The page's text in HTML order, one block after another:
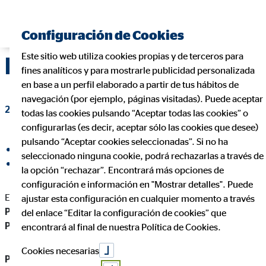
Partner Day febrero
23 de febrero de 2021|OVB Allfinanz España S.A.
compartir en Facebook
compartir en LinkedIn
En el mes de febrero se ha contado con la participación de
Previsión Mallorquina, Zurich, y Santalucía Vida y
Pensiones.
Previsión Mallorquina con Miguel Ángel Blanca, director
Configuración de Cookies
Este sitio web utiliza cookies propias y de terceros para
fines analíticos y para mostrarle publicidad personalizada
en base a un perfil elaborado a partir de tus hábitos de
navegación (por ejemplo, páginas visitadas). Puede aceptar
todas las cookies pulsando “Aceptar todas las cookies” o
configurarlas (es decir, aceptar sólo las cookies que desee)
pulsando “Aceptar cookies seleccionadas”. Si no ha
seleccionado ninguna cookie, podrá rechazarlas a través de
la opción “rechazar”. Encontrará más opciones de
configuración e información en "Mostrar detalles". Puede
ajustar esta configuración en cualquier momento a través
del enlace “Editar la configuración de cookies” que
encontrará al final de nuestra Política de Cookies.
Cookies necesarias